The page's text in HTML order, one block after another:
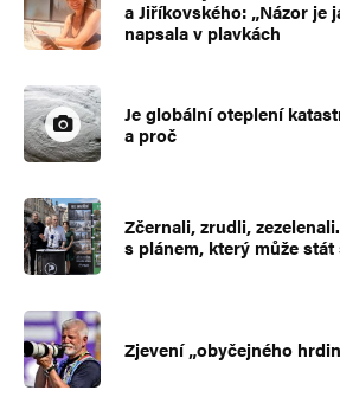
a Jiříkovského: „Názor je
napsala v plavkách
Je globální oteplení
a proč
Zčernali, zrudli,
s plánem, který může
Zjevení „obyčejného